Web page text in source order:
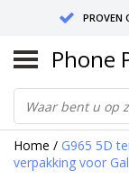
PROVEN
SEND
Phone
Home / G965 5D
verpakking voor